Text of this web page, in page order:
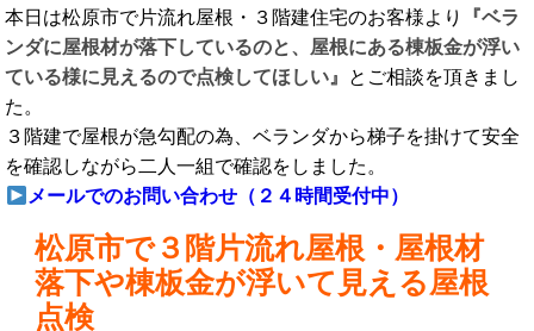
本日は松原市で片流れ屋根・３階建住宅のお客様より
『ベラ
ンダに屋根材が落下しているのと、屋根にある棟板金が浮い
ている様に見えるので点検してほしい』 とご相談を頂きまし
た。
３階建で屋根が急勾配の為、ベランダから梯子を掛けて安全
を確認しながら二人一組で確認をしました。
メールでのお問い合わせ（２４時間受付中）
松原市で３階片流れ屋根・屋根材
落下や棟板金が浮いて見える屋根
点検